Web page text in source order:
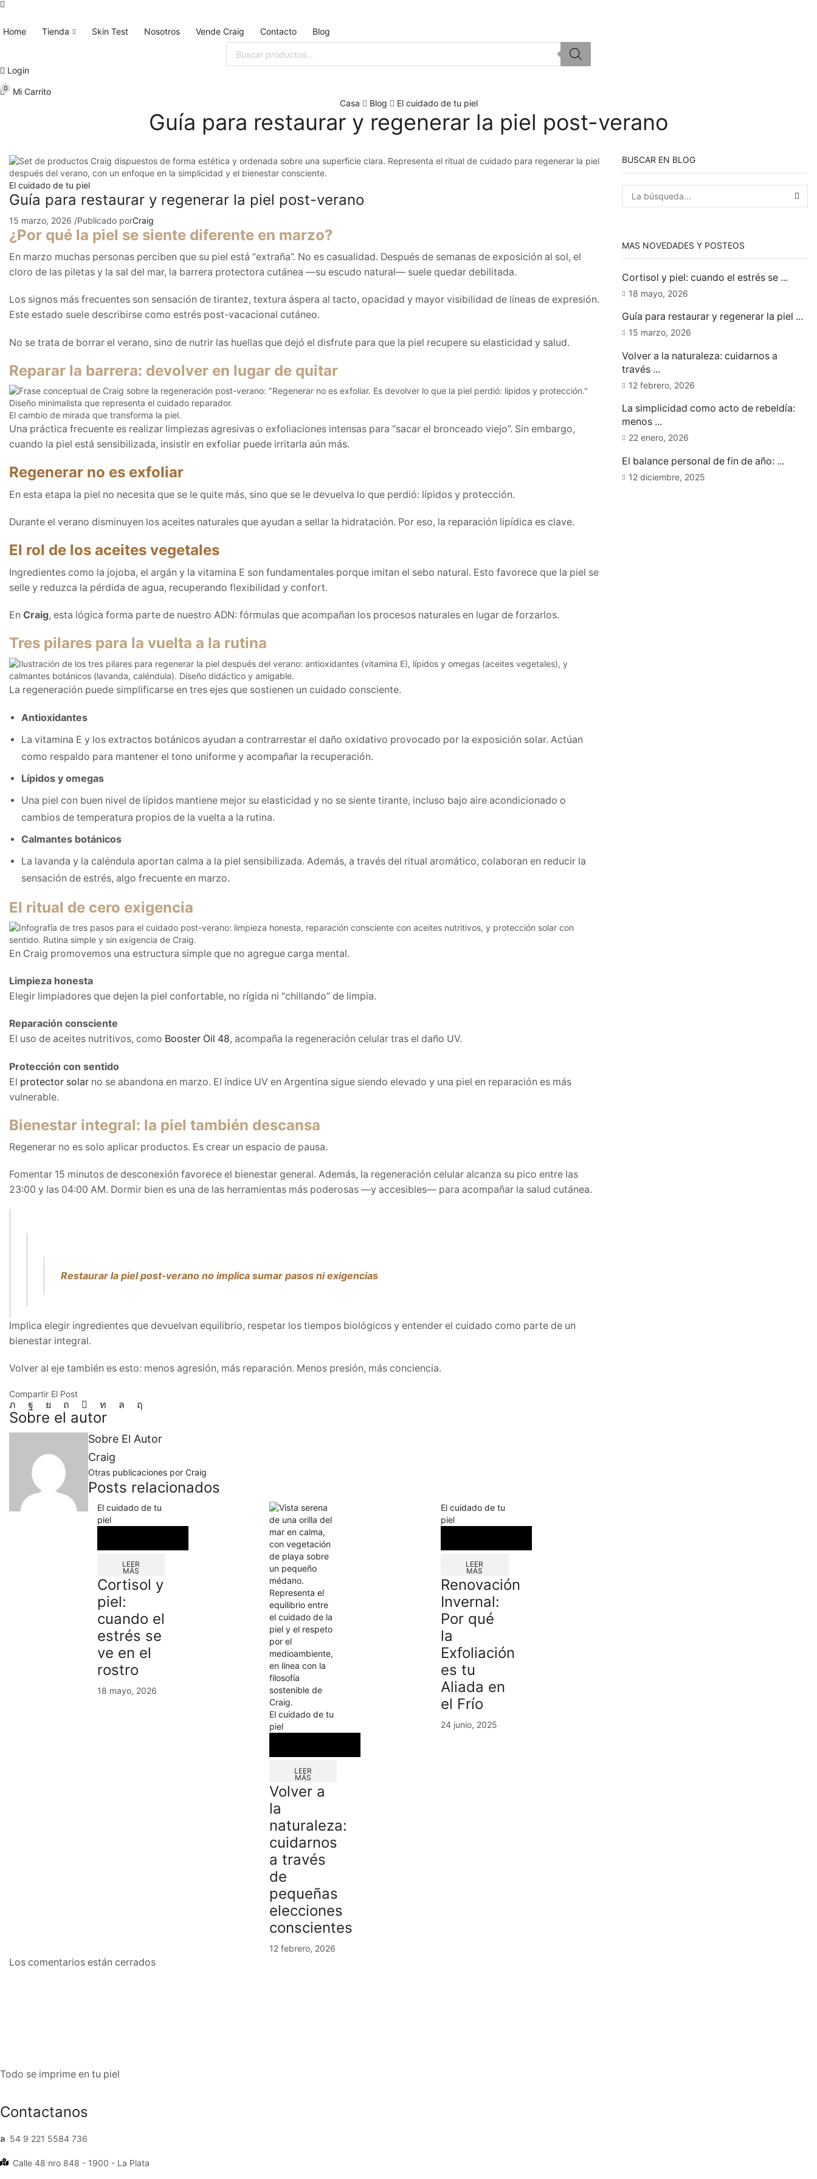
Home Tienda Skin Test Nosotros Vende Craig Contacto
Blog
Búsqueda
productos
Login
0
Mi Carrito
Casa
Blog El cuidado de tu piel
Guía para restaurar y regenerar la piel post-verano
El cuidado de tu piel
Guía para restaurar y regenerar la piel post-verano
15 marzo, 2026 /Publicado porCraig
¿Por qué la piel se siente diferente en marzo?
En marzo muchas personas perciben que su piel está “extraña”. No es casualidad. Después de semanas de exposición al sol, el
cloro de las piletas y la sal del mar, la barrera protectora cutánea —su escudo natural— suele quedar debilitada.
Los signos más frecuentes son sensación de tirantez, textura áspera al tacto, opacidad y mayor visibilidad de líneas de expresión.
Este estado suele describirse como estrés post-vacacional cutáneo.
No se trata de borrar el verano, sino de nutrir las huellas que dejó el disfrute para que la piel recupere su elasticidad y salud.
Reparar la barrera: devolver en lugar de quitar
El cambio de mirada que transforma la piel.
Una práctica frecuente es realizar limpiezas agresivas o exfoliaciones intensas para “sacar el bronceado viejo”. Sin embargo,
cuando la piel está sensibilizada, insistir en exfoliar puede irritarla aún más.
Regenerar no es exfoliar
En esta etapa la piel no necesita que se le quite más, sino que se le devuelva lo que perdió: lípidos y protección.
Durante el verano disminuyen los aceites naturales que ayudan a sellar la hidratación. Por eso, la reparación lipídica es clave.
El rol de los aceites vegetales
Ingredientes como la jojoba, el argán y la vitamina E son fundamentales porque imitan el sebo natural. Esto favorece que la piel se
selle y reduzca la pérdida de agua, recuperando flexibilidad y confort.
En Craig, esta lógica forma parte de nuestro ADN: fórmulas que acompañan los procesos naturales en lugar de forzarlos.
Tres pilares para la vuelta a la rutina
La regeneración puede simplificarse en tres ejes que sostienen un cuidado consciente.
Antioxidantes
La vitamina E y los extractos botánicos ayudan a contrarrestar el daño oxidativo provocado por la exposición solar. Actúan
como respaldo para mantener el tono uniforme y acompañar la recuperación.
Lípidos y omegas
Una piel con buen nivel de lípidos mantiene mejor su elasticidad y no se siente tirante, incluso bajo aire acondicionado o
cambios de temperatura propios de la vuelta a la rutina.
Calmantes botánicos
La lavanda y la caléndula aportan calma a la piel sensibilizada. Además, a través del ritual aromático, colaboran en reducir la
sensación de estrés, algo frecuente en marzo.
El ritual de cero exigencia
En Craig promovemos una estructura simple que no agregue carga mental.
Limpieza honesta
Elegir limpiadores que dejen la piel confortable, no rígida ni “chillando” de limpia.
Reparación consciente
El uso de aceites nutritivos, como Booster Oil 48, acompaña la regeneración celular tras el daño UV.
Protección con sentido
El protector solar no se abandona en marzo. El índice UV en Argentina sigue siendo elevado y una piel en reparación es más
vulnerable.
Bienestar integral: la piel también descansa
Regenerar no es solo aplicar productos. Es crear un espacio de pausa.
Fomentar 15 minutos de desconexión favorece el bienestar general. Además, la regeneración celular alcanza su pico entre las
23:00 y las 04:00 AM. Dormir bien es una de las herramientas más poderosas —y accesibles— para acompañar la salud cutánea.
Restaurar la piel post-verano no implica sumar pasos ni exigencias
Implica elegir ingredientes que devuelvan equilibrio, respetar los tiempos biológicos y entender el cuidado como parte de un
bienestar integral.
Volver al eje también es esto: menos agresión, más reparación. Menos presión, más conciencia.
Compartir El Post
Sobre el autor
Sobre El Autor
Craig
Otras publicaciones por Craig
Posts relacionados
El cuidado de tu
piel
LEER
MÁS
Cortisol y
piel:
cuando el
estrés se
ve en el
rostro
18 mayo, 2026
El cuidado de tu
piel
LEER
MÁS
Volver a
la
naturaleza:
cuidarnos
a través
de
pequeñas
elecciones
conscientes
12 febrero, 2026
El cuidado de tu
piel
LEER
MÁS
Renovación
Invernal:
Por qué
la
Exfoliación
es tu
Aliada en
el Frío
24 junio, 2025
Los comentarios están cerrados
BUSCAR EN BLOG
MAS NOVEDADES Y POSTEOS
Cortisol y piel: cuando el estrés se ...
18 mayo, 2026
Guía para restaurar y regenerar la piel ...
15 marzo, 2026
Volver a la naturaleza: cuidarnos a
través ...
12 febrero, 2026
La simplicidad como acto de rebeldía:
menos ...
22 enero, 2026
El balance personal de fin de año: ...
12 diciembre, 2025
Todo se imprime en tu piel
FacebookInstagram
Contactanos
54 9 221 5584 736
Calle 48 nro 848 - 1900 - La Plata